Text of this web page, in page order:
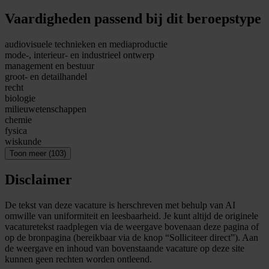
Vaardigheden passend bij dit beroepstype
audiovisuele technieken en mediaproductie
mode-, interieur- en industrieel ontwerp
management en bestuur
groot- en detailhandel
recht
biologie
milieuwetenschappen
chemie
fysica
wiskunde
Toon meer (103)
Disclaimer
De tekst van deze vacature is herschreven met behulp van AI
omwille van uniformiteit en leesbaarheid. Je kunt altijd de originele
vacaturetekst raadplegen via de weergave bovenaan deze pagina of
op de bronpagina (bereikbaar via de knop “Solliciteer direct”). Aan
de weergave en inhoud van bovenstaande vacature op deze site
kunnen geen rechten worden ontleend.